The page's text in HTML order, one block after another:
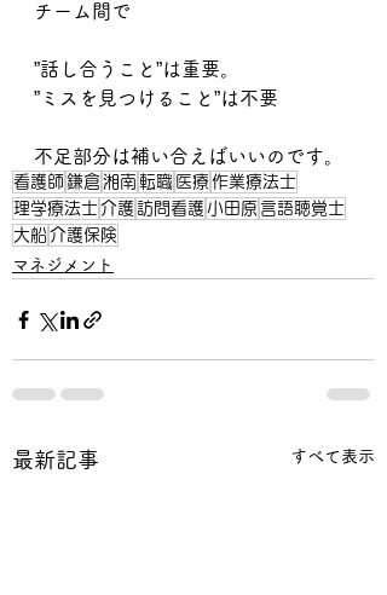
チーム間で
”話し合うこと”は重要。
”ミスを見つけること”は不要
不足部分は補い合えばいいのです。
看護師 鎌倉湘南 転職 医療作業療法士
理学療法士 介護 訪問看護 小田原 言語聴覚士
大船介護保険
マネジメント
最新記事 すべて表示